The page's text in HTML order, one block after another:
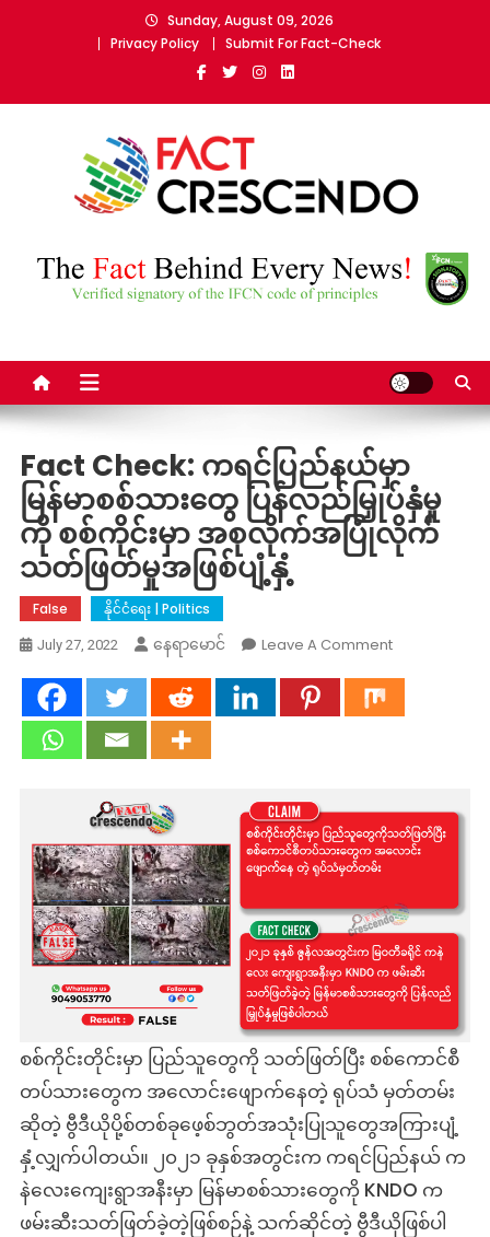
Sunday, August 09, 2026
Privacy Policy
Submit For Fact-Check
Fact Crescendo Myanmar
Fact Check: ကရင်ပြည်နယ်မှာ
မြန်မာစစ်သားတွေ ပြန်လည်မြှုပ်နှံမှု
ကို စစ်ကိုင်းမှာ အစုလိုက်အပြုံလိုက်
သတ်ဖြတ်မှုအဖြစ်ပျံ့နှံ့
False နိုင်ငံရေး | Politics
July 27, 2022 နေရာမောင် Leave A CommentOn
ကရင်ပြည်နယ်
တွေ
ပြန်လည်
ကို
စစ်
ကိုင်း
မှာ
အစုလိုက်အပ
သတ်ဖြတ်
မှု
အဖြစ်
ပျံ့နှံ့
စစ်ကိုင်းတိုင်းမှာ ပြည်သူတွေကို သတ်ဖြတ်ပြီး စစ်ကောင်စီ
တပ်သားတွေက အလောင်းဖျောက်နေတဲ့ ရုပ်သံ မှတ်တမ်း
ဆိုတဲ့ ဗွီဒီယိုပို့စ်တစ်ခုဖေ့စ်ဘွတ်အသုံးပြုသူတွေအကြားပျံ့
နှံ့လျှက်ပါတယ်။ ၂၀၂၁ ခုနှစ်အတွင်းက ကရင်ပြည်နယ် က
နဲလေးကျေးရွာအနီးမှာ မြန်မာစစ်သားတွေကို KNDO က
ဖမ်းဆီးသတ်ဖြတ်ခဲ့တဲ့ဖြစ်စဉ်နဲ့ သက်ဆိုင်တဲ့ ဗွီဒီယိုဖြစ်ပါ